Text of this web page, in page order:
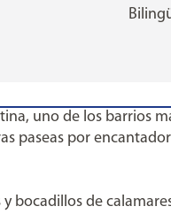
uno de los barrios
paseas por
bocadillos de